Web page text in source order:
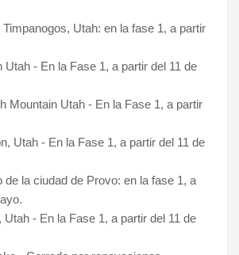
Utah: en la fase 1, a partir
Utah - En la Fase 1, a partir del 11 de
Mountain Utah - En la Fase 1, a partir
Utah - En la Fase 1, a partir del 11 de
de la ciudad de Provo: en la fase 1, a
Utah - En la Fase 1, a partir del 11 de